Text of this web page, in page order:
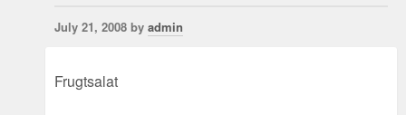
July 21, 2008 by admin
Frugtsalat